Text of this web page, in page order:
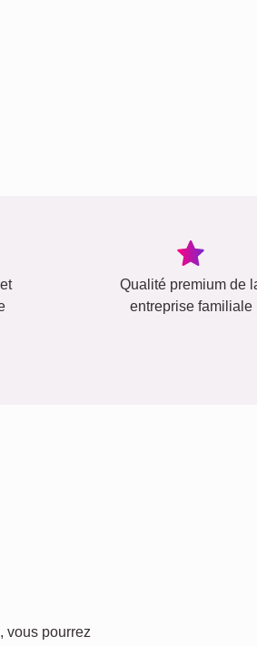
Qualité premium de
entreprise familiale
, vous pourrez